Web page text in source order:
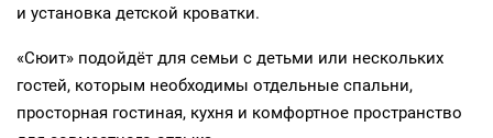
и установка детской кроватки.
«Сюит» подойдёт для семьи с детьми или нескольких
гостей, которым необходимы отдельные спальни,
просторная гостиная, кухня и комфортное пространство